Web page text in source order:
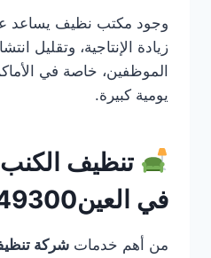
وجود مكتب نظيف يساعد
زيادة الإنتاجية، وتقليل
الموظفين، خاصة في
يومية كبيرة.
تنظيف
في العين0501949300
من أهم خدمات شركة